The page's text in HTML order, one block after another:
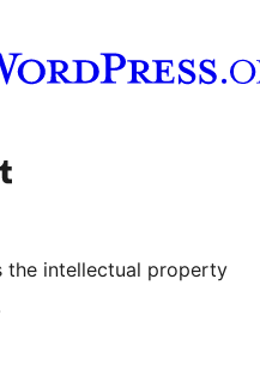
channel
Bisitahin ang aming Tumblr account
the intellectual property